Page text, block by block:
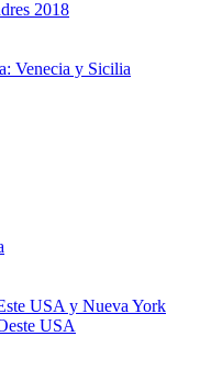
2018
Venecia y Sicilia
USA y Nueva York
USA